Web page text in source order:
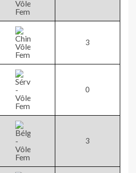
​3
​0
​3